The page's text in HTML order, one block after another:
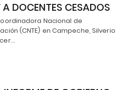
DOCENTES CESADOS
Nacional de
(CNTE) en Campeche, Silverio